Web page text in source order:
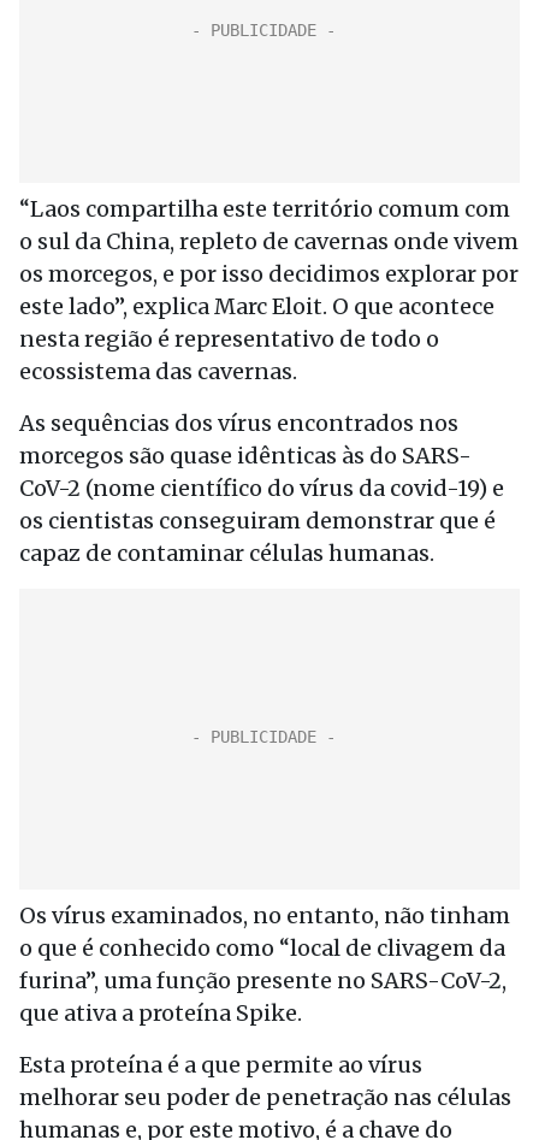
“Laos compartilha este território comum com
o sul da China, repleto de cavernas onde vivem
os morcegos, e por isso decidimos explorar por
este lado”, explica Marc Eloit. O que acontece
nesta região é representativo de todo o
ecossistema das cavernas.
As sequências dos vírus encontrados nos
morcegos são quase idênticas às do SARS-
CoV-2 (nome científico do vírus da covid-19) e
os cientistas conseguiram demonstrar que é
capaz de contaminar células humanas.
Os vírus examinados, no entanto, não tinham
o que é conhecido como “local de clivagem da
furina”, uma função presente no SARS-CoV-2,
que ativa a proteína Spike.
Esta proteína é a que permite ao vírus
melhorar seu poder de penetração nas células
humanas e, por este motivo, é a chave do